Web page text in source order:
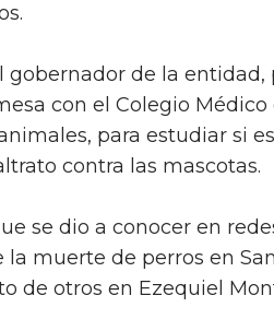
gobernador de la entidad,
con el Colegio
para estudiar si
contra las mascotas.
se dio a conocer en
muerte de perros en
de otros en Ezequiel